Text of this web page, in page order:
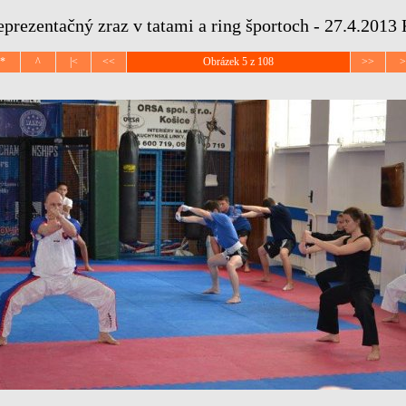
zraz v tatami a ring športoch - 27.4.2013
* ^ |< << Obrázek 5 z 108 >>